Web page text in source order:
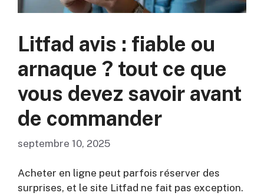
Litfad avis : fiable ou
arnaque ? tout ce que
vous devez savoir avant
de commander
septembre 10, 2025
Acheter en ligne peut parfois réserver des
surprises, et le site Litfad ne fait pas exception.